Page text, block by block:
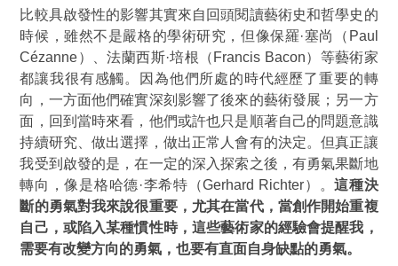
比較具啟發性的影響其實來自回頭閱讀藝術史和哲學史的
時候，雖然不是嚴格的學術研究，但像保羅·塞尚（Paul
Cézanne）、法蘭西斯·培根（Francis Bacon）等藝術家
都讓我很有感觸。因為他們所處的時代經歷了重要的轉
向，一方面他們確實深刻影響了後來的藝術發展；另一方
面，回到當時來看，他們或許也只是順著自己的問題意識
持續研究、做出選擇，做出正常人會有的決定。但真正讓
我受到啟發的是，在一定的深入探索之後，有勇氣果斷地
轉向，像是格哈德·李希特 （Gerhard Richter）。這種決
斷的勇氣對我來說很重要，尤其在當代，當創作開始重複
自己，或陷入某種慣性時，這些藝術家的經驗會提醒我，
需要有改變方向的勇氣，也要有直面自身缺點的勇氣。